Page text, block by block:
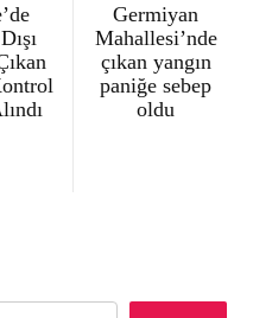
Germiyan
Mahallesi’nde
çıkan yangın
paniğe sebep
oldu